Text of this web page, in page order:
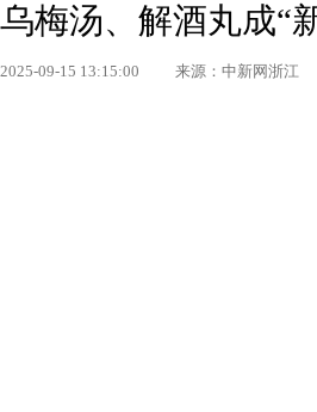
乌梅汤、解酒丸成“
2025-09-15 13:15:00 来源：中新网浙江